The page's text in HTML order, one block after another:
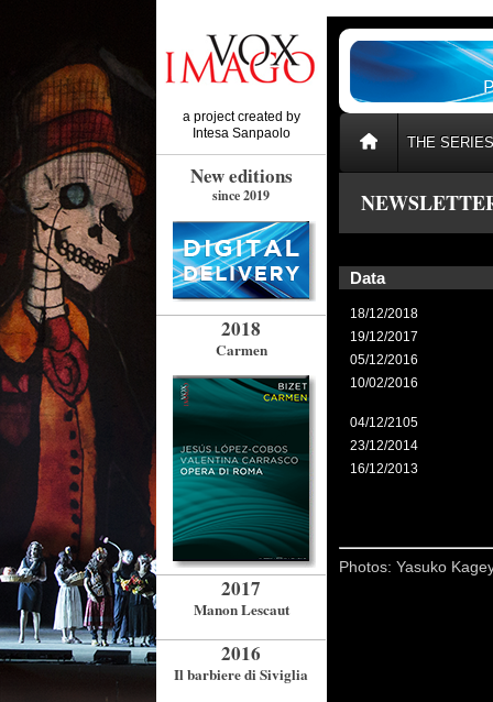
a project created by
Intesa Sanpaolo
New editions
since 2019
2018
Carmen
2017
Manon Lescaut
2016
Il barbiere di Siviglia
THE SERIES
Data
18/12/2018
19/12/2017
05/12/2016
10/02/2016
04/12/2105
23/12/2014
16/12/2013
Photos: Yasuko